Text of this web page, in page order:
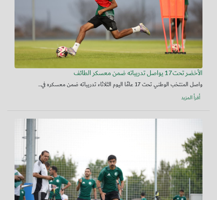
الأخضر تحت17 يواصل تدريباته ضمن معسكر الطائف
واصل المنتخب الوطني تحت 17 عامًا اليوم الثلاثاء تدريباته ضمن معسكره في...
أقرأ المزيد